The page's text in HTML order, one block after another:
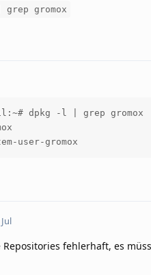
gromox
dpkg -l | grep gromox
Repositories fehlerhaft, es